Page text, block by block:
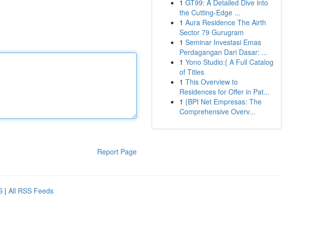
Report Page
1 GT99: A Detailed Dive into
the Cutting-Edge ...
1 Aura Residence The Airth
Sector 79 Gurugram
1 Seminar Investasi Emas
Perdagangan Dari Dasar: ...
1 Yono Studio:{ A Full Catalog
of Titles
1 This Overview to
Residences for Offer in Pat...
1 {BPI Net Empresas: The
Comprehensive Overv...
| All RSS Feeds